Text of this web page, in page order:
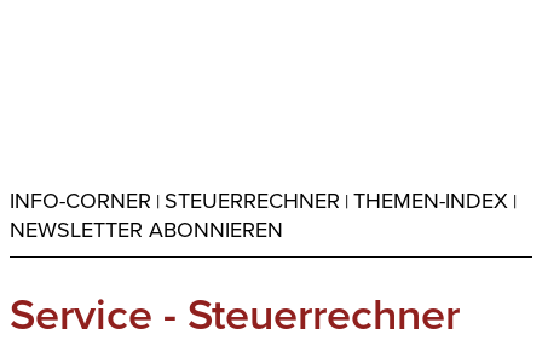
INFO-CORNER | STEUERRECHNER |THEMEN-INDEX |
NEWSLETTER ABONNIEREN
Service - Steuerrechner